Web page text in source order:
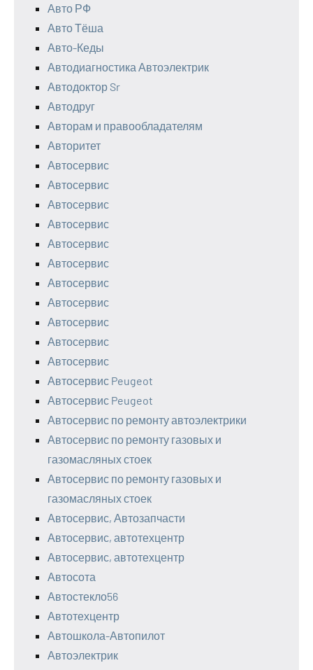
Авто РФ
Авто Тёша
Авто-Кеды
Автодиагностика Автоэлектрик
Автодоктор Sr
Автодруг
Авторам и правообладателям
Авторитет
Автосервис
Автосервис
Автосервис
Автосервис
Автосервис
Автосервис
Автосервис
Автосервис
Автосервис
Автосервис
Автосервис
Автосервис Peugeot
Автосервис Peugeot
Автосервис по ремонту автоэлектрики
Автосервис по ремонту газовых и
газомасляных стоек
Автосервис по ремонту газовых и
газомасляных стоек
Автосервис, Автозапчасти
Автосервис, автотехцентр
Автосервис, автотехцентр
Автосота
Автостекло56
Автотехцентр
Автошкола-Автопилот
Автоэлектрик